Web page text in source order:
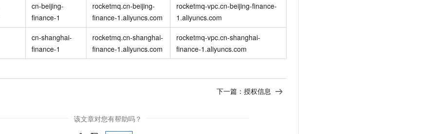
cn-beijing-
finance-1
rocketmq.cn-beijing-
finance-1.aliyuncs.com
rocketmq-vpc.cn-beijing-finance-
1.aliyuncs.com
cn-shanghai-
finance-1
rocketmq.cn-shanghai-
finance-1.aliyuncs.com
rocketmq-vpc.cn-shanghai-
finance-1.aliyuncs.com
下一篇： 授权信息
该文章对您有帮助吗？